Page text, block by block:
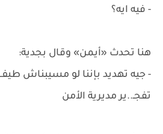
- فيه ايه؟
هنا تحدث «أيمن» وقال بجدية:
- جيه تهديد بإننا لو مسيبناش
تفجـ..ير مديرية الأمن